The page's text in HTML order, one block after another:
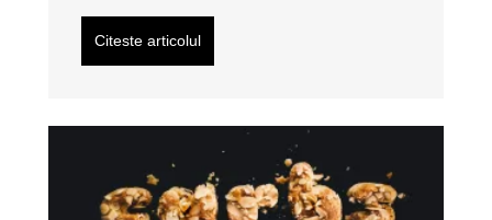
Citeste articolul